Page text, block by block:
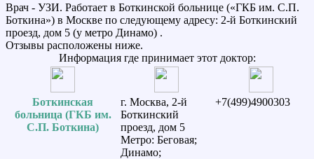
Врач - УЗИ. Работает в Боткинской больнице («ГКБ им. С.П.
Боткина») в Москве по следующему адресу: 2-й Боткинский
проезд, дом 5 (у метро Динамо) .
Отзывы расположены ниже.
Информация где принимает этот доктор:
Боткинская
больница (ГКБ им.
С.П. Боткина)
г. Москва, 2-й
Боткинский
проезд, дом 5
Метро: Беговая;
Динамо;
+7(499)4900303